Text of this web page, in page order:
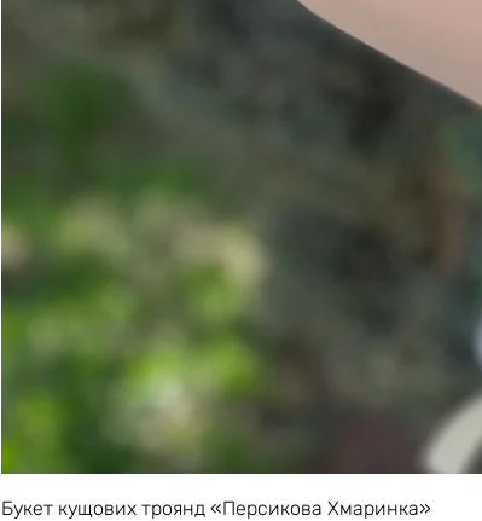
Букет кущових троянд «Персикова Хмаринка»